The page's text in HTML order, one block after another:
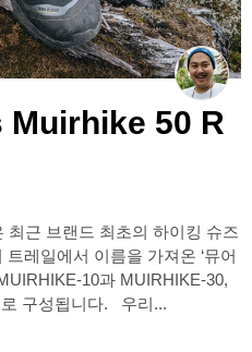
50 R
근 브랜드 최초의 하이킹 슈즈
레일에서 이름을 가져온 ‘뮤어
10과 MUIRHIKE-30,
MUIRHIKE-50 등 총 3개의 모델로 구성됩니다. 우리...